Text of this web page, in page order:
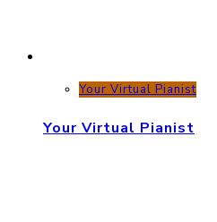
Your Virtual Pianist
Your Virtual Pianist